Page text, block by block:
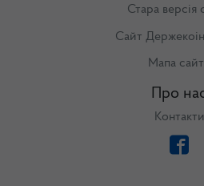
Стара версія
Сайт
Мапа
Про
Контакти